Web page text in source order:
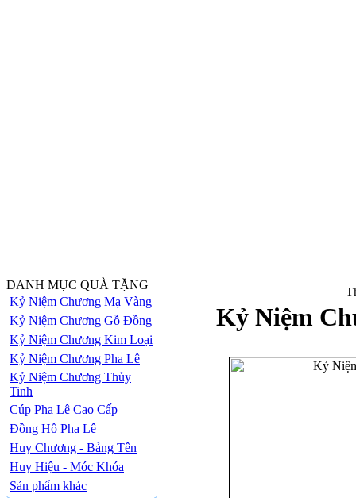
DANH MỤC QUÀ TẶNG
Kỷ Niệm Chương Mạ Vàng
Kỷ Niệm Chương Gỗ Đồng
Kỷ Niệm Chương Kim Loại
Kỷ Niệm Chương Pha Lê
Kỷ Niệm Chương Thủy
Tinh
Cúp Pha Lê Cao Cấp
Đồng Hồ Pha Lê
Huy Chương - Bảng Tên
Huy Hiệu - Móc Khóa
Sản phẩm khác
Kỷ Niệm